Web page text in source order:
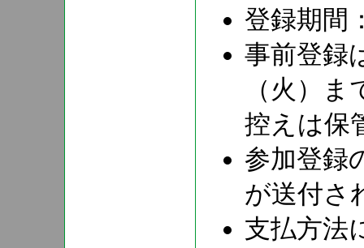
登録期間
事前登録
（火）
控えは保
参加登録
が送付さ
支払方法